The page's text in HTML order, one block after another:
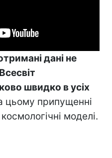
дані не
швидко в усіх
цьому припущенні
моделі.